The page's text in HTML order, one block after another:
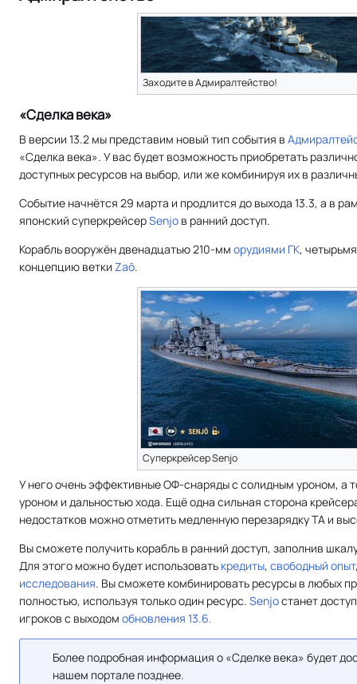
Заходите в Адмиралтейство!
«Сделка века»
В версии 13.2 мы представим новый тип события в
«Сделка века». У вас будет возможность приобретать
доступных ресурсов на выбор, или же комбинируя их в
Событие начнётся 29 марта и продлится до выхода 13.3, а в
японский суперкрейсерSenjo в ранний доступ.
Корабль вооружён двенадцатью 210-мм орудиями ГК,
концепцию ветки Zaō.
Суперкрейсер Senjo
У него очень эффективные ОФ-снаряды с солидным уроном, а
уроном и дальностью хода. Ещё одна сильная сторона
недостатков можно отметить медленную перезарядку ТА и
Вы сможете получить корабль в ранний доступ, заполнив
Для этого можно будет использовать кредиты, свободный опыт
исследования. Вы сможете комбинировать ресурсы в любых
полностью, используя только один ресурс. Senjoстанет
игроков с выходом обновления 13.6.
Более подробная информация о «Сделке века» будет
нашем портале позднее.